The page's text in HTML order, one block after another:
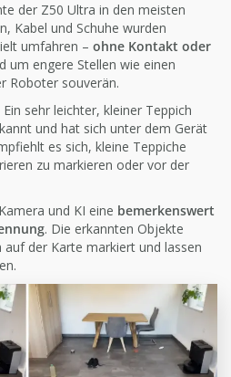
der Z50 Ultra in den meisten
Kabel und Schuhe wurden
umfahren – ohne Kontakt oder
um engere Stellen wie einen
Roboter souverän.
sehr leichter, kleiner Teppich
und hat sich unter dem Gerät
es sich, kleine Teppiche
zu markieren oder vor der
und KI eine bemerkenswert
. Die erkannten Objekte
der Karte markiert und lassen